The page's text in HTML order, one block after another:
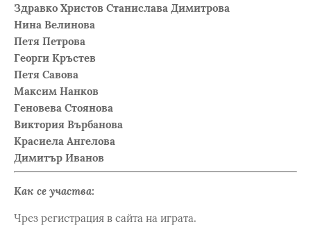
Здравко Христов Станислава Димитрова
Нина Велинова
Петя Петрова
Георги Кръстев
Петя Савова
Максим Нанков
Геновева Стоянова
Виктория Върбанова
Красиела Ангелова
Димитър Иванов
Как се участва:
Чрез регистрация в сайта на играта.